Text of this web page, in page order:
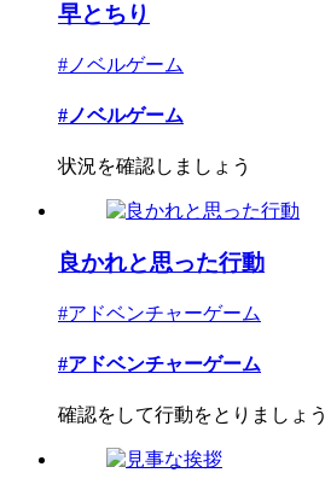
早とちり
#ノベルゲーム
#ノベルゲーム
状況を確認しましょう
良かれと思った行動
#アドベンチャーゲーム
#アドベンチャーゲーム
確認をして行動をとりましょう